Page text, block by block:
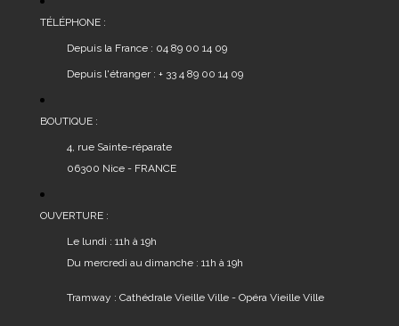
TÉLÉPHONE :
Depuis la France : 04 89 00 14 09
Depuis l'étranger : + 33 4 89 00 14 09
BOUTIQUE :
4, rue Sainte-réparate
06300 Nice - FRANCE
OUVERTURE :
Le lundi : 11h à 19h
Du mercredi au dimanche : 11h à 19h
Tramway : Cathédrale Vieille Ville - Opéra Vieille Ville